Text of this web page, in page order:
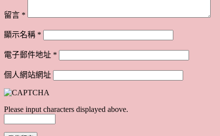
留言 *
顯示名稱 *
電子郵件地址 *
個人網站網址
Please input characters displayed above.